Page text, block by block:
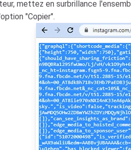
mettez en surbrillance
"Copier".